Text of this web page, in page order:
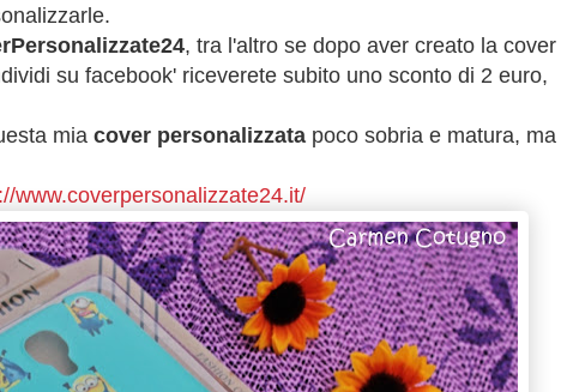
, tra l'altro se dopo aver creato la cover
su facebook' riceverete subito uno sconto di 2 euro,
mia cover personalizzata poco sobria e matura, ma
www.coverpersonalizzate24.it/